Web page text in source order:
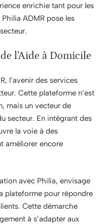
enrichie tant pour les
ADMR pose les
l’Aide à Domicile
l’avenir des services
Cette plateforme n’est
mais un vecteur de
secteur. En intégrant des
la voie à des
améliorer encore
avec Philia, envisage
plateforme pour répondre
Cette démarche
à s’adapter aux